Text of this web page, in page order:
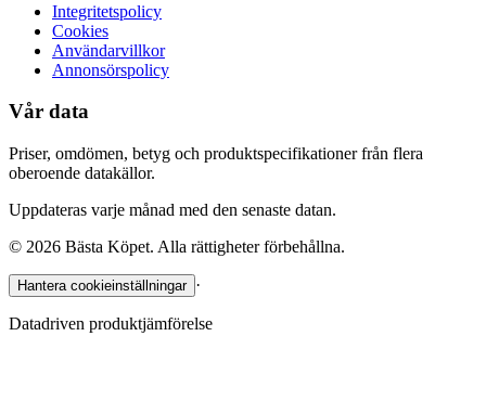
Integritetspolicy
Cookies
Användarvillkor
Annonsörspolicy
Vår data
Priser, omdömen, betyg och produktspecifikationer från flera
oberoende datakällor.
Uppdateras varje månad med den senaste datan.
© 2026 Bästa Köpet. Alla rättigheter förbehållna.
Hantera cookieinställningar ·
Datadriven produktjämförelse